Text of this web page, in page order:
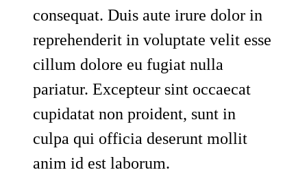
consequat. Duis aute irure dolor in
reprehenderit in voluptate velit esse
cillum dolore eu fugiat nulla
pariatur. Excepteur sint occaecat
cupidatat non proident, sunt in
culpa qui officia deserunt mollit
anim id est laborum.